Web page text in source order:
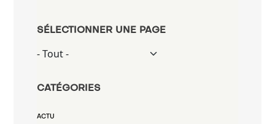
SÉLECTIONNER UNE PAGE
CATÉGORIES
ACTU